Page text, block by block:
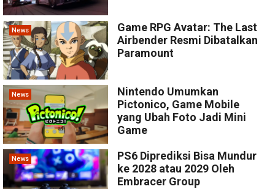
News
Game RPG Avatar: The Last
Airbender Resmi Dibatalkan
Paramount
News
Nintendo Umumkan
Pictonico, Game Mobile
yang Ubah Foto Jadi Mini
Game
News
PS6 Diprediksi Bisa Mundur
ke 2028 atau 2029 Oleh
Embracer Group